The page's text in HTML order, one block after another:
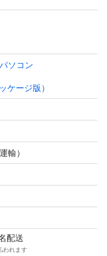
をお願いいたしま
んセットアップ手
やかに発送いたしま
最後までサポートい
ソコン
ケージ版）
輸）
配送
われます